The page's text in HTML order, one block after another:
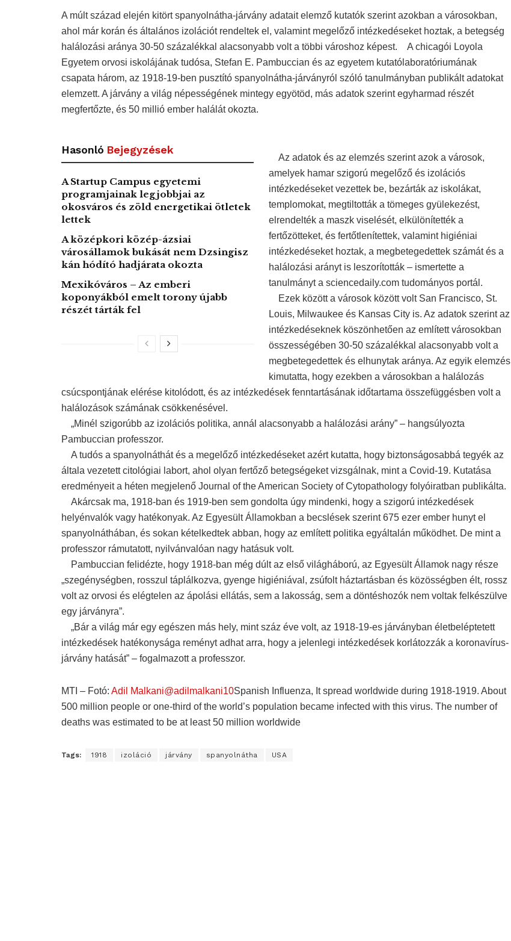
A múlt század elején kitört spanyolnátha-járvány adatait elemző kutatók szerint azokban a városokban,
ahol már korán és általános izolációt rendeltek el, valamint megelőző intézkedéseket hoztak, a betegség
halálozási aránya 30-50 százalékkal alacsonyabb volt a többi városhoz képest. A chicagói Loyola
Egyetem orvosi iskolájának tudósa, Stefan E. Pambuccian és az egyetem kutatólaboratóriumának
csapata három, az 1918-19-ben pusztító spanyolnátha-járványról szóló tanulmányban publikált adatokat
elemzett. A járvány a világ népességének mintegy egyötöd, más adatok szerint egyharmad részét
megfertőzte, és 50 millió ember halálát okozta.
Hasonló Bejegyzések
A Startup Campus egyetemi
programjainak legjobbjai az
okosváros és zöld energetikai ötletek
lettek
A középkori közép-ázsiai
városállamok bukását nem Dzsingisz
kán hódító hadjárata okozta
Mexikóváros – Az emberi
koponyákból emelt torony újabb
részét tárták fel
Az adatok és az elemzés szerint azok a városok,
amelyek hamar szigorú megelőző és izolációs
intézkedéseket vezettek be, bezárták az iskolákat,
templomokat, megtiltották a tömeges gyülekezést,
elrendelték a maszk viselését, elkülönítették a
fertőzötteket, és fertőtlenítettek, valamint higiéniai
intézkedéseket hoztak, a megbetegedettek számát és a
halálozási arányt is leszorították – ismertette a
tanulmányt a sciencedaily.com tudományos portál.
Ezek között a városok között volt San Francisco, St.
Louis, Milwaukee és Kansas City is. Az adatok szerint az
intézkedéseknek köszönhetően az említett városokban
összességében 30-50 százalékkal alacsonyabb volt a
megbetegedettek és elhunytak aránya. Az egyik elemzés
kimutatta, hogy ezekben a városokban a halálozás
csúcspontjának elérése kitolódott, és az intézkedések fenntartásának időtartama összefüggésben volt a
halálozások számának csökkenésével.
„Minél szigorúbb az izolációs politika, annál alacsonyabb a halálozási arány” – hangsúlyozta
Pambuccian professzor.
A tudós a spanyolnáthát és a megelőző intézkedéseket azért kutatta, hogy biztonságosabbá tegyék az
általa vezetett citológiai labort, ahol olyan fertőző betegségeket vizsgálnak, mint a Covid-19. Kutatása
eredményeit a héten megjelenő Journal of the American Society of Cytopathology folyóiratban publikálta.
Akárcsak ma, 1918-ban és 1919-ben sem gondolta úgy mindenki, hogy a szigorú intézkedések
helyénvalók vagy hatékonyak. Az Egyesült Államokban a becslések szerint 675 ezer ember hunyt el
spanyolnáthában, és sokan kételkedtek abban, hogy az említett politika egyáltalán működhet. De mint a
professzor rámutatott, nyilvánvalóan nagy hatásuk volt.
Pambuccian felidézte, hogy 1918-ban még dúlt az első világháború, az Egyesült Államok nagy része
„szegénységben, rosszul táplálkozva, gyenge higiéniával, zsúfolt háztartásban és közösségben élt, rossz
volt az orvosi és elégtelen az ápolási ellátás, sem a lakosság, sem a döntéshozók nem voltak felkészülve
egy járványra”.
„Bár a világ már egy egészen más hely, mint száz éve volt, az 1918-19-es járványban életbeléptetett
intézkedések hatékonysága reményt adhat arra, hogy a jelenlegi intézkedések korlátozzák a koronavírus-
járvány hatását” – fogalmazott a professzor.
MTI – Fotó: Adil Malkani@adilmalkani10Spanish Influenza, It spread worldwide during 1918-1919. About
500 million people or one-third of the world’s population became infected with this virus. The number of
deaths was estimated to be at least 50 million worldwide
Tags: 1918 izoláció járvány spanyolnátha USA